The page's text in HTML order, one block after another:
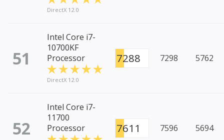
DirectX 12.0
51
Intel Core i7-
10700KF
Processor
DirectX 12.0
7288 7298 5762
52
Intel Core i7-
11700
Processor
7611 7596 5694